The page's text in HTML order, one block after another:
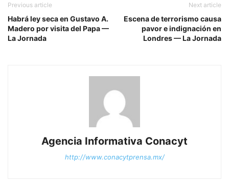
Previous article
Habrá ley seca en Gustavo A.
Madero por visita del Papa —
La Jornada
Next article
Escena de terrorismo causa
pavor e indignación en
Londres — La Jornada
Agencia Informativa Conacyt
http://www.conacytprensa.mx/